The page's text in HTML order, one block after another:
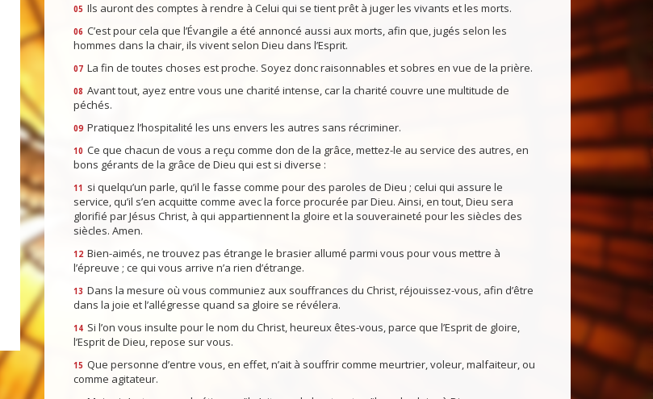
05 Ils auront des comptes à rendre à Celui qui se tient prêt à juger les vivants et les morts.
06 C’est pour cela que l’Évangile a été annoncé aussi aux morts, afin que, jugés selon les
hommes dans la chair, ils vivent selon Dieu dans l’Esprit.
07 La fin de toutes choses est proche. Soyez donc raisonnables et sobres en vue de la prière.
08 Avant tout, ayez entre vous une charité intense, car la charité couvre une multitude de
péchés.
09 Pratiquez l’hospitalité les uns envers les autres sans récriminer.
10 Ce que chacun de vous a reçu comme don de la grâce, mettez-le au service des autres, en
bons gérants de la grâce de Dieu qui est si diverse :
11
si quelqu’un parle, qu’il le fasse comme pour des paroles de Dieu ; celui qui assure le
service, qu’il s’en acquitte comme avec la force procurée par Dieu. Ainsi, en tout, Dieu sera
glorifié par Jésus Christ, à qui appartiennent la gloire et la souveraineté pour les siècles des
siècles. Amen.
12 Bien-aimés, ne trouvez pas étrange le brasier allumé parmi vous pour vous mettre à
l’épreuve ; ce qui vous arrive n’a rien d’étrange.
13 Dans la mesure où vous communiez aux souffrances du Christ, réjouissez-vous, afin d’être
dans la joie et l’allégresse quand sa gloire se révélera.
14 Si l’on vous insulte pour le nom du Christ, heureux êtes-vous, parce que l’Esprit de gloire,
l’Esprit de Dieu, repose sur vous.
15 Que personne d’entre vous, en effet, n’ait à souffrir comme meurtrier, voleur, malfaiteur, ou
comme agitateur.